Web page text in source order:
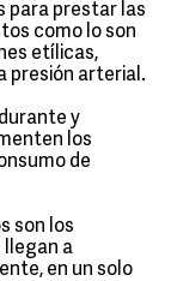
para prestar las
como lo son
etílicas,
presión arterial.
y
los
de
son los
llegan a
en un solo